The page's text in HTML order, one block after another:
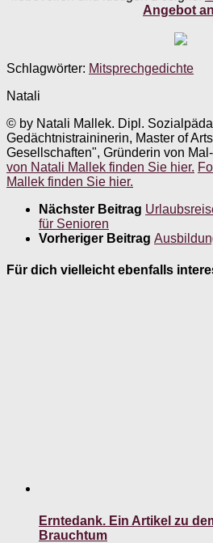
Angebot
Schlagwörter: Mitsprechgedichte
Natali
© by Natali Mallek. Dipl.
Gedächtnistraininerin, Master of
Gesellschaften", Gründerin von
von Natali Mallek finden Sie hier.
Mallek finden Sie hier.
Nächster Beitrag
für Senioren
Vorheriger Beitrag
Für dich vielleicht ebenfalls
Erntedank. Ein Artikel zu
Brauchtum